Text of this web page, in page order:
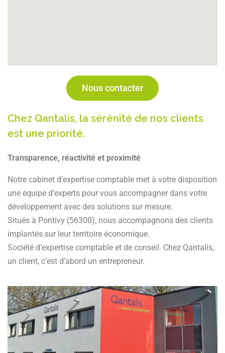
Nous contacter
Chez Qantalis, la sérénité de nos clients
est une priorité.
Transparence, réactivité et proximité
Notre cabinet d’expertise comptable met à votre disposition
une équipe d’experts pour vous accompagner dans votre
développement avec des solutions sur mesure.
Situés à Pontivy (56300), nous accompagnons des clients
implantés sur leur territoire économique.
Société d’expertise comptable et de conseil. Chez Qantalis,
un client, c’est d’abord un entrepreneur.